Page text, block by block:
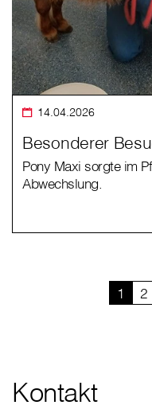
14.04.2026
Besonderer
Pony Maxi sorgte im
Abwechslung.
1 2
Kontakt